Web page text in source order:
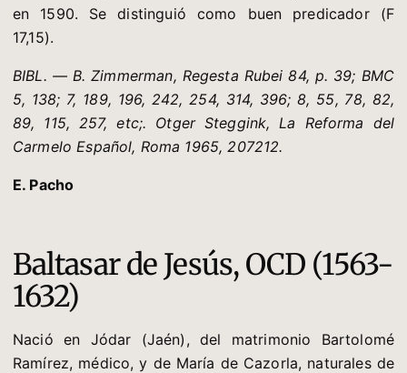
en 1590. Se distinguió como buen predicador (F
17,15).
BIBL. — B. Zimmerman, Regesta Rubei 84, p. 39; BMC
5, 138; 7, 189, 196, 242, 254, 314, 396; 8, 55, 78, 82,
89, 115, 257, etc;. Otger Steggink, La Reforma del
Carmelo Español, Roma 1965, 207212.
E. Pacho
Baltasar de Jesús, OCD (1563-
1632)
Nació en Jódar (Jaén), del matrimonio Bartolomé
Ramírez, médico, y de María de Cazorla, naturales de